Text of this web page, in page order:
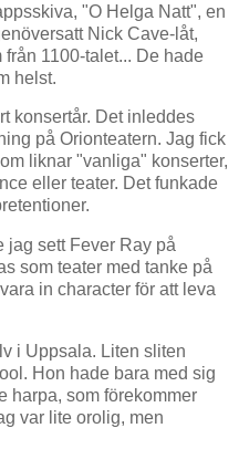
"O Helga Natt", en
Nick Cave-låt,
1100-talet... De hade
helst.
konsertår. Det inleddes
på Orionteatern. Jag fick
liknar "vanliga" konserter,
eller teater. Det funkade
jag sett Fever Ray på
som teater med tanke på
in character för att leva
i Uppsala. Liten sliten
Hon hade bara med sig
harpa, som förekommer
var lite orolig, men